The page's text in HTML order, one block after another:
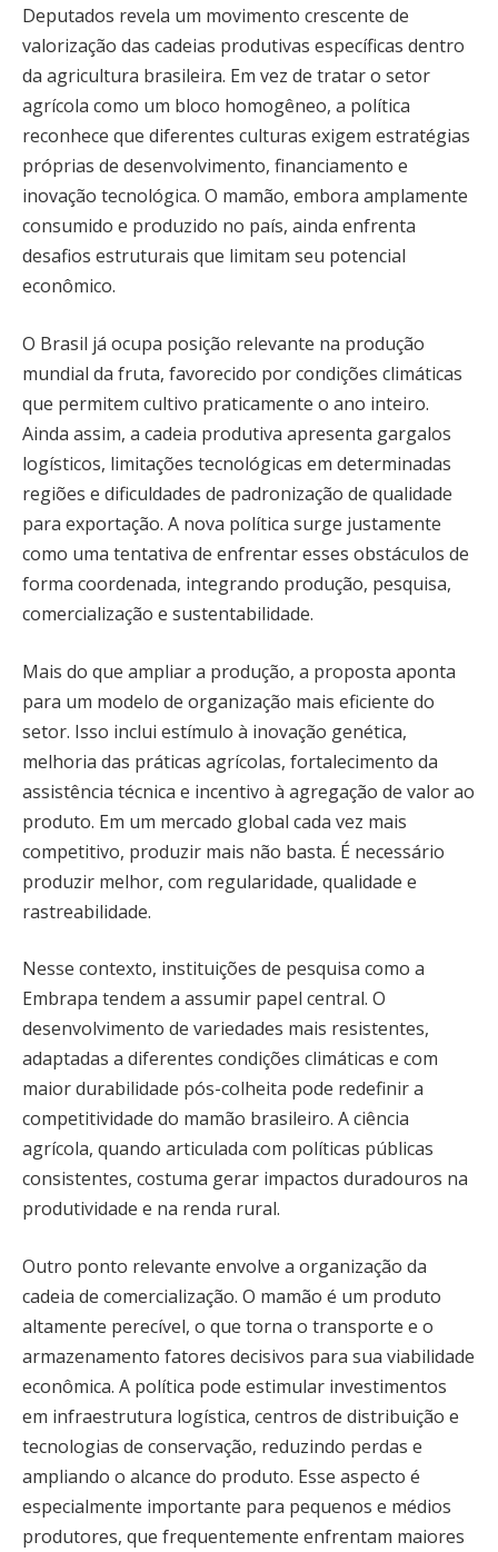
Deputados revela um movimento crescente de
valorização das cadeias produtivas específicas dentro
da agricultura brasileira. Em vez de tratar o setor
agrícola como um bloco homogêneo, a política
reconhece que diferentes culturas exigem estratégias
próprias de desenvolvimento, financiamento e
inovação tecnológica. O mamão, embora amplamente
consumido e produzido no país, ainda enfrenta
desafios estruturais que limitam seu potencial
econômico.
O Brasil já ocupa posição relevante na produção
mundial da fruta, favorecido por condições climáticas
que permitem cultivo praticamente o ano inteiro.
Ainda assim, a cadeia produtiva apresenta gargalos
logísticos, limitações tecnológicas em determinadas
regiões e dificuldades de padronização de qualidade
para exportação. A nova política surge justamente
como uma tentativa de enfrentar esses obstáculos de
forma coordenada, integrando produção, pesquisa,
comercialização e sustentabilidade.
Mais do que ampliar a produção, a proposta aponta
para um modelo de organização mais eficiente do
setor. Isso inclui estímulo à inovação genética,
melhoria das práticas agrícolas, fortalecimento da
assistência técnica e incentivo à agregação de valor ao
produto. Em um mercado global cada vez mais
competitivo, produzir mais não basta. É necessário
produzir melhor, com regularidade, qualidade e
rastreabilidade.
Nesse contexto, instituições de pesquisa como a
Embrapa tendem a assumir papel central. O
desenvolvimento de variedades mais resistentes,
adaptadas a diferentes condições climáticas e com
maior durabilidade pós-colheita pode redefinir a
competitividade do mamão brasileiro. A ciência
agrícola, quando articulada com políticas públicas
consistentes, costuma gerar impactos duradouros na
produtividade e na renda rural.
Outro ponto relevante envolve a organização da
cadeia de comercialização. O mamão é um produto
altamente perecível, o que torna o transporte e o
armazenamento fatores decisivos para sua viabilidade
econômica. A política pode estimular investimentos
em infraestrutura logística, centros de distribuição e
tecnologias de conservação, reduzindo perdas e
ampliando o alcance do produto. Esse aspecto é
especialmente importante para pequenos e médios
produtores, que frequentemente enfrentam maiores